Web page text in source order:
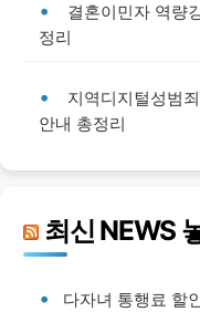
결혼이민자 역량
정리
지역디지털성범
안내 총정리
최신 NEWS
다자녀 통행료 할